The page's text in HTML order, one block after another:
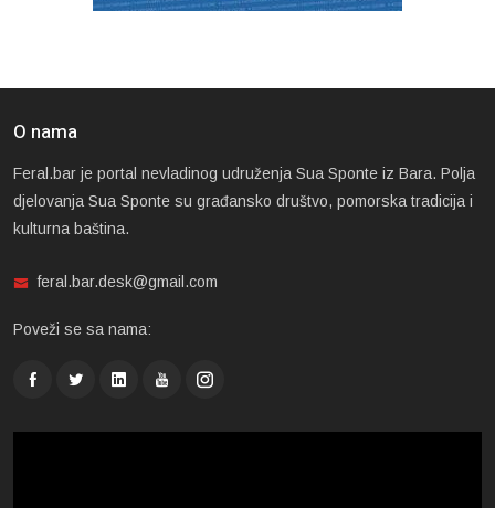
O nama
Feral.bar je portal nevladinog udruženja Sua Sponte iz Bara. Polja
djelovanja Sua Sponte su građansko društvo, pomorska tradicija i
kulturna baština.
feral.bar.desk@gmail.com
Poveži se sa nama: